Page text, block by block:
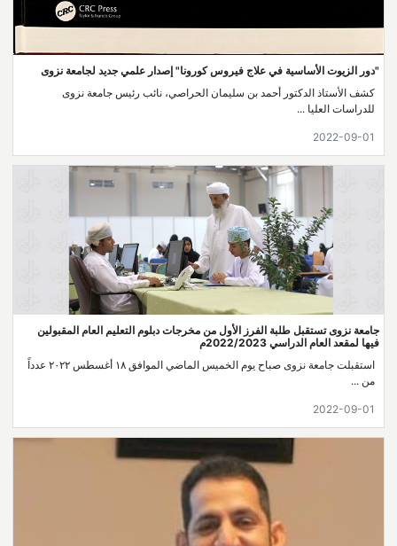
"دور الزيوت الأساسية في علاج فيروس كورونا" إصدار علمي جديد لجامعة نزوى
كشف الأستاذ الدكتور أحمد بن سليمان الحراصي، نائب رئيس جامعة نزوى
للدراسات العليا ...
2022-09-01
جامعة نزوى تستقبل طلبة الفرز الأول من مخرجات دبلوم التعليم العام المقبولين
فيها لمقعد العام الدراسي 2022/2023م
استقبلت جامعة نزوى صباح يوم الخميس الماضي الموافق ١٨ أغسطس ٢٠٢٢ عدداً
من ...
2022-09-01